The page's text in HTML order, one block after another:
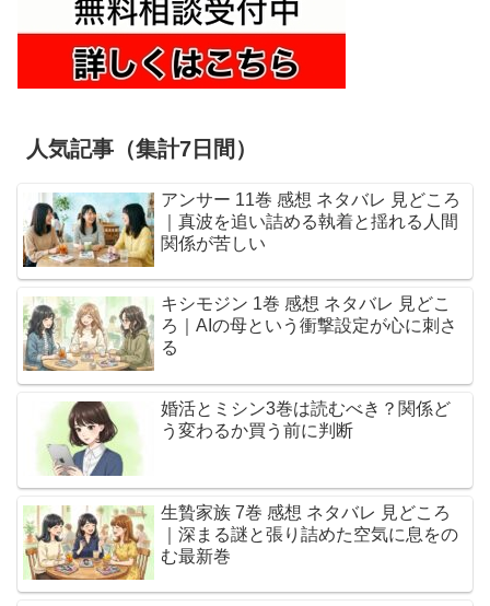
人気記事（集計7日間）
アンサー 11巻 感想 ネタバレ 見どころ
｜真波を追い詰める執着と揺れる人間
関係が苦しい
キシモジン 1巻 感想 ネタバレ 見どこ
ろ｜AIの母という衝撃設定が心に刺さ
る
婚活とミシン3巻は読むべき？関係ど
う変わるか買う前に判断
生贄家族 7巻 感想 ネタバレ 見どころ
｜深まる謎と張り詰めた空気に息をの
む最新巻